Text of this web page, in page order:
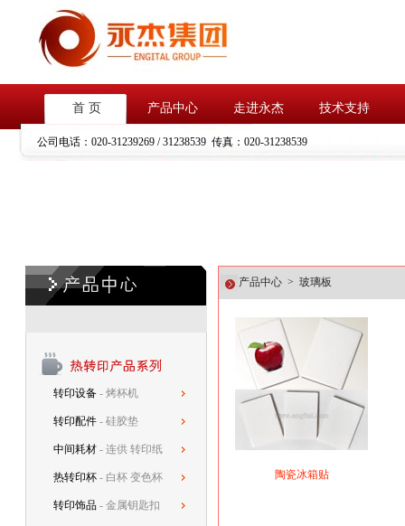
首 页 产品中心 走进永杰 技术支持
公司电话： 020-31239269 / 31238539 传真： 020-31238539
转印设备 - 烤杯机
转印配件 - 硅胶垫
中间耗材 - 连供 转印纸
热转印杯 - 白杯 变色杯
转印饰品 - 金属钥匙扣
产品中心 > 玻璃板
陶瓷冰箱贴